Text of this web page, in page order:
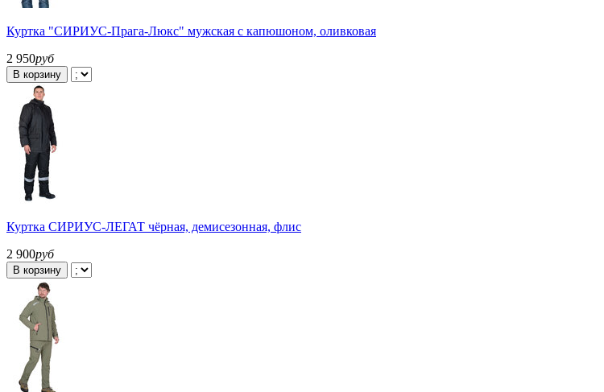
Куртка "СИРИУС-Прага-Люкс" мужская с капюшоном, оливковая
2 950руб
В корзину
Куртка СИРИУС-ЛЕГАТ чёрная, демисезонная, флис
2 900руб
В корзину